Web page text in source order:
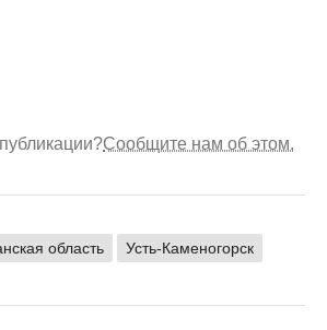
Сообщите нам об этом.
область Усть-Каменогорск